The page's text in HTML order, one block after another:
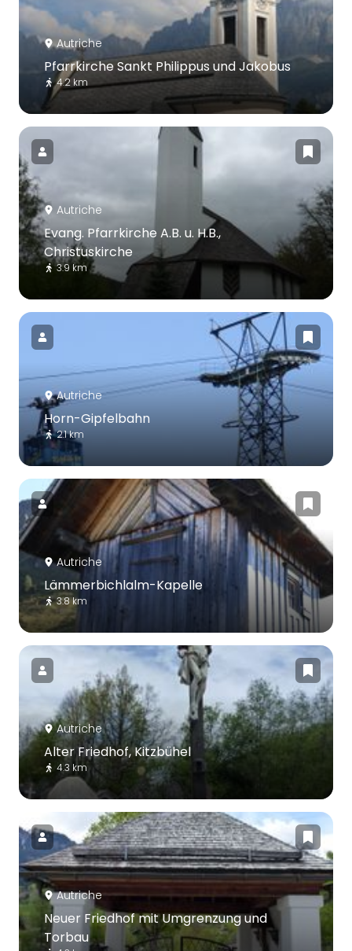
Autriche
Pfarrkirche Sankt Philippus und Jakobus
4.2 km
Autriche
Evang. Pfarrkirche A.B. u. H.B.,
Christuskirche
3.9 km
Autriche
Horn-Gipfelbahn
2.1 km
Autriche
Lämmerbichlalm-Kapelle
3.8 km
Autriche
Alter Friedhof, Kitzbühel
4.3 km
Autriche
Neuer Friedhof mit Umgrenzung und
Torbau